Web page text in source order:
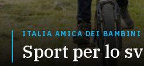
ITALIA AMICA DEI BAMBINI
Sport per lo